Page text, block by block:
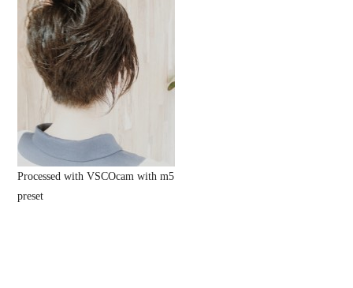
Processed with VSCOcam with m5
preset